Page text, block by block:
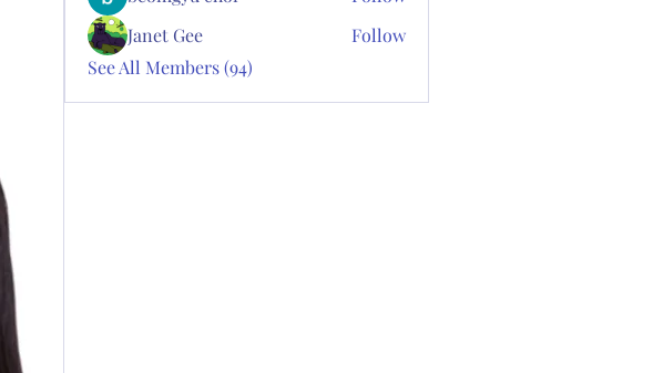
Janet Gee
Follow
See All Members (94)